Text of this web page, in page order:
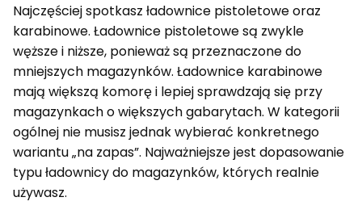
Najczęściej spotkasz ładownice pistoletowe oraz
karabinowe. Ładownice pistoletowe są zwykle
węższe i niższe, ponieważ są przeznaczone do
mniejszych magazynków. Ładownice karabinowe
mają większą komorę i lepiej sprawdzają się przy
magazynkach o większych gabarytach. W kategorii
ogólnej nie musisz jednak wybierać konkretnego
wariantu „na zapas”. Najważniejsze jest dopasowanie
typu ładownicy do magazynków, których realnie
używasz.